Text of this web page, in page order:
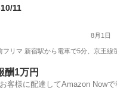
11
8月1日
フリマ 新宿駅から電車で5分、京王
フリーマーケット
酬1万円
客様に配達してAmazon Now